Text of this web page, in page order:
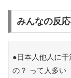
みんなの反応
●日本人他人に
の？ って人多い